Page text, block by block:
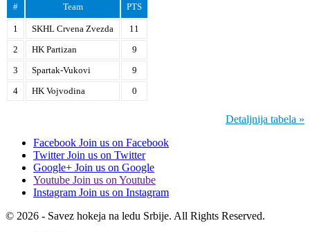
# Team PTS
1 SKHL Crvena Zvezda
11
2
HK Partizan
9
3
Spartak-Vukovi
9
4
HK Vojvodina 0
Detaljnija tabela »
Facebook Join us on Facebook
Twitter Join us on Twitter
Google+ Join us on Google
Youtube Join us on Youtube
Instagram Join us on Instagram
© 2026 - Savez hokeja na ledu Srbije. All Rights Reserved.